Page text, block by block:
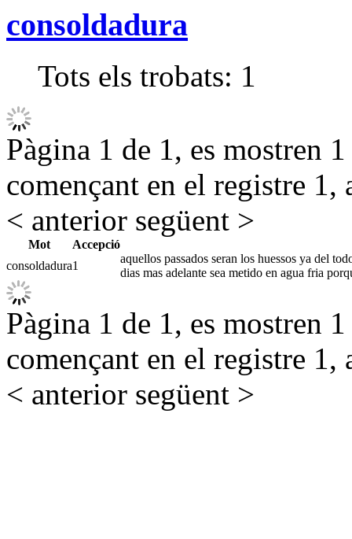
consoldadura
Tots els trobats: 1
Pàgina 1 de 1, es mostren
començant en el registre 1,
< anterior següent >
Mot
Accepció
consoldadura1
aquellos passados seran los huessos ya del
dias mas adelante sea metido en agua fria
Pàgina 1 de 1, es mostren
començant en el registre 1,
< anterior següent >